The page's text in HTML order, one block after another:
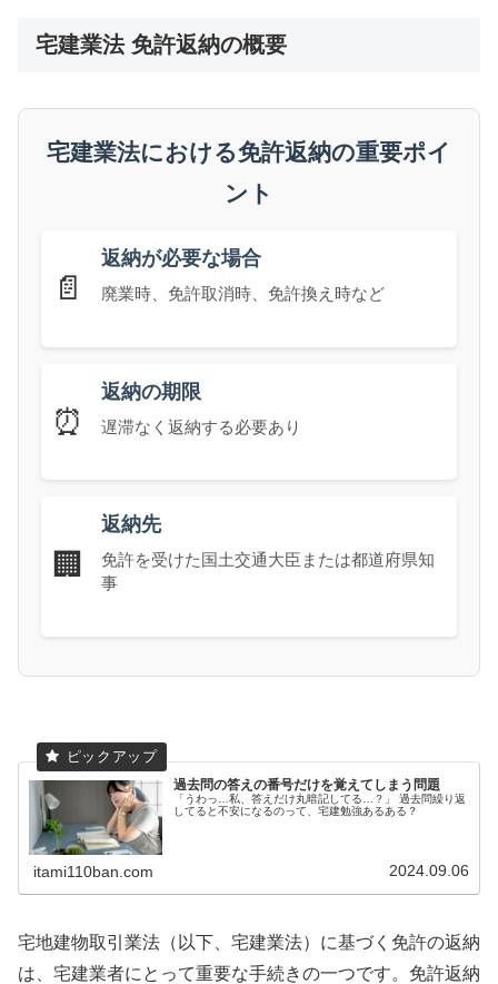
宅建業法 免許返納の概要
宅建業法における免許返納の重要ポイ
ント
📄
返納が必要な場合
廃業時、免許取消時、免許換え時など
⏰
返納の期限
遅滞なく返納する必要あり
🏢
返納先
免許を受けた国土交通大臣または都道府県知
事
過去問の答えの番号だけを覚えてしまう問題
「うわっ…私、答えだけ丸暗記してる…？」 過去問繰り返
してると不安になるのって、宅建勉強あるある？
itami110ban.com 2024.09.06
宅地建物取引業法（以下、宅建業法）に基づく免許の返納
は、宅建業者にとって重要な手続きの一つです。免許返納